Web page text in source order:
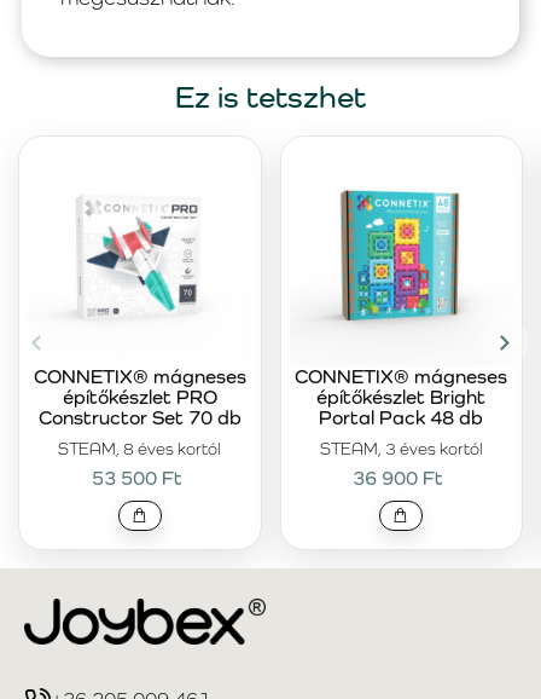
Ez is tetszhet
STEAM, 8 éves kortól
CONNETIX® mágneses
építőkészlet PRO
Constructor Set 70 db
53 500 Ft
STEAM, 3 éves kortól
CONNETIX® mágneses
építőkészlet Bright
Portal Pack 48 db
36 900 Ft